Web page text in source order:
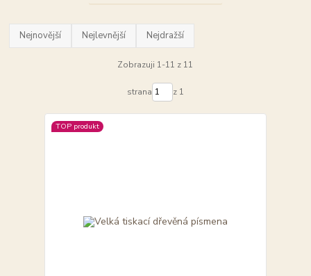
Nejnovější Nejlevnější Nejdražší
Zobrazuji 1-11 z 11
strana z 1
TOP produkt